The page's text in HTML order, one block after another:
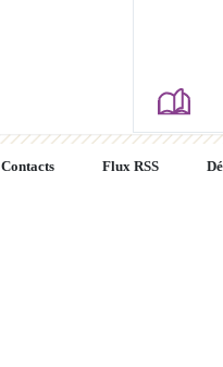
Contacts Flux RSS